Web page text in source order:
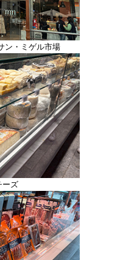
ン・ミゲル市場
ーズ